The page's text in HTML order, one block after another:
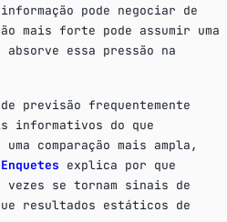
pode negociar de
mais forte pode assumir uma
absorve essa pressão na
previsão frequentemente
informativos do que
comparação mais ampla,
explica por que
vezes se tornam sinais de
resultados estáticos de